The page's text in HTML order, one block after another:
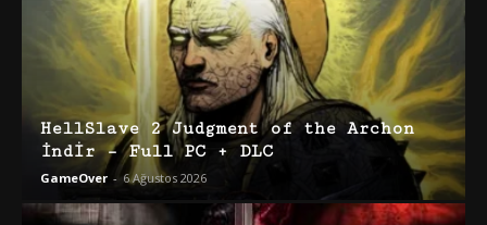
HellSlave 2 Judgment of the Archon
İndir – Full PC + DLC
GameOver - 6 Ağustos 2026